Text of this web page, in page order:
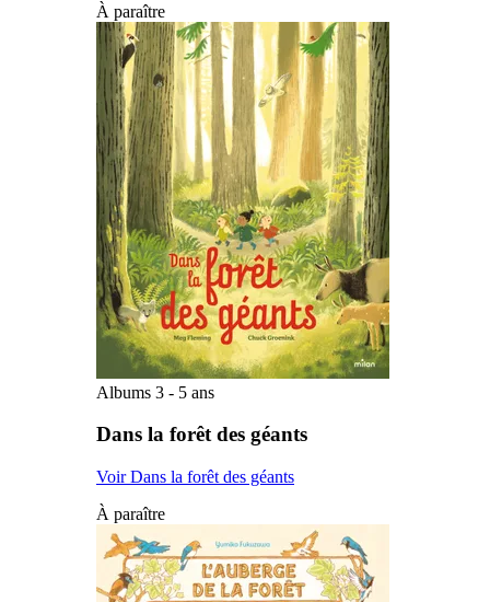
À paraître
Albums 3 - 5 ans
Dans la forêt des géants
Voir Dans la forêt des géants
À paraître